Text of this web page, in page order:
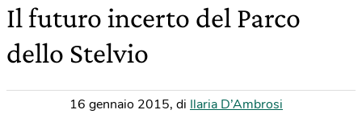
Il futuro incerto del Parco
dello Stelvio
16 gennaio 2015, di Ilaria D’Ambrosi